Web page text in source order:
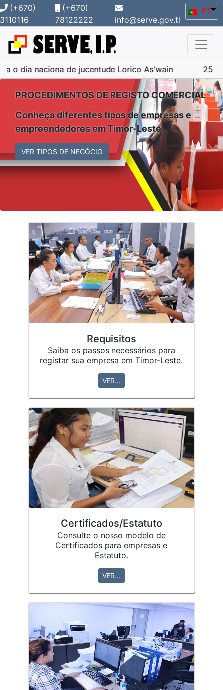
(+670)
3110116
(+670)
78122222
info@serve.gov.tl
PT
de jucentude Lorico As'wain 25 anos da
PROCEDIMENTOS DE REGISTO COMERCIAL
Conheça diferentes tipos de empresas e
empreendedores em Timor-Leste
VER TIPOS DE NEGÓCIO
Requisitos
Saiba os passos necessários para
registar sua empresa em Timor-Leste.
VER...
Certificados/Estatuto
Consulte o nosso modelo de
Certificados para empresas e
Estatuto.
VER...